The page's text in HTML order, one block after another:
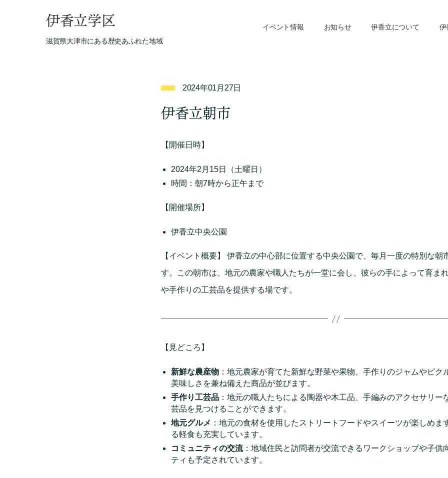
伊香立学区
滋賀県大津市にある歴史あふれた地域
イベント情報 お知らせ 伊香立について 伊
2024年01月27日
伊香立朝市
【開催日時】
2024年2月15日（土曜日）
時間：朝7時から正午まで
【開催場所】
伊香立中央公園
【イベント概要】 伊香立の中心部に位置する中央公園で、毎月一度の特別な朝
す。この朝市は、地元の農家や職人たちが一堂に会し、彼らの手によって育ま
や手作りの工芸品を提供する場です。
【見どころ】
新鮮な農産物 ：地元農家が育てた新鮮な野菜や果物、手作りのジャムやピク
美味しさを兼ね備えた商品が並びます。
手作り工芸品 ：地元の職人たちによる陶器や木工品、手編みのアクセサリー
芸品を見つけることができます。
地元グルメ ：地元の食材を使用したストリートフードやスイーツが楽しめま
る軽食も充実しています。
コミュニティの交流：地域住民と訪問者が交流できるワークショップや子供
ティも予定されています。